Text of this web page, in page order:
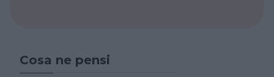
Cosa ne pensi